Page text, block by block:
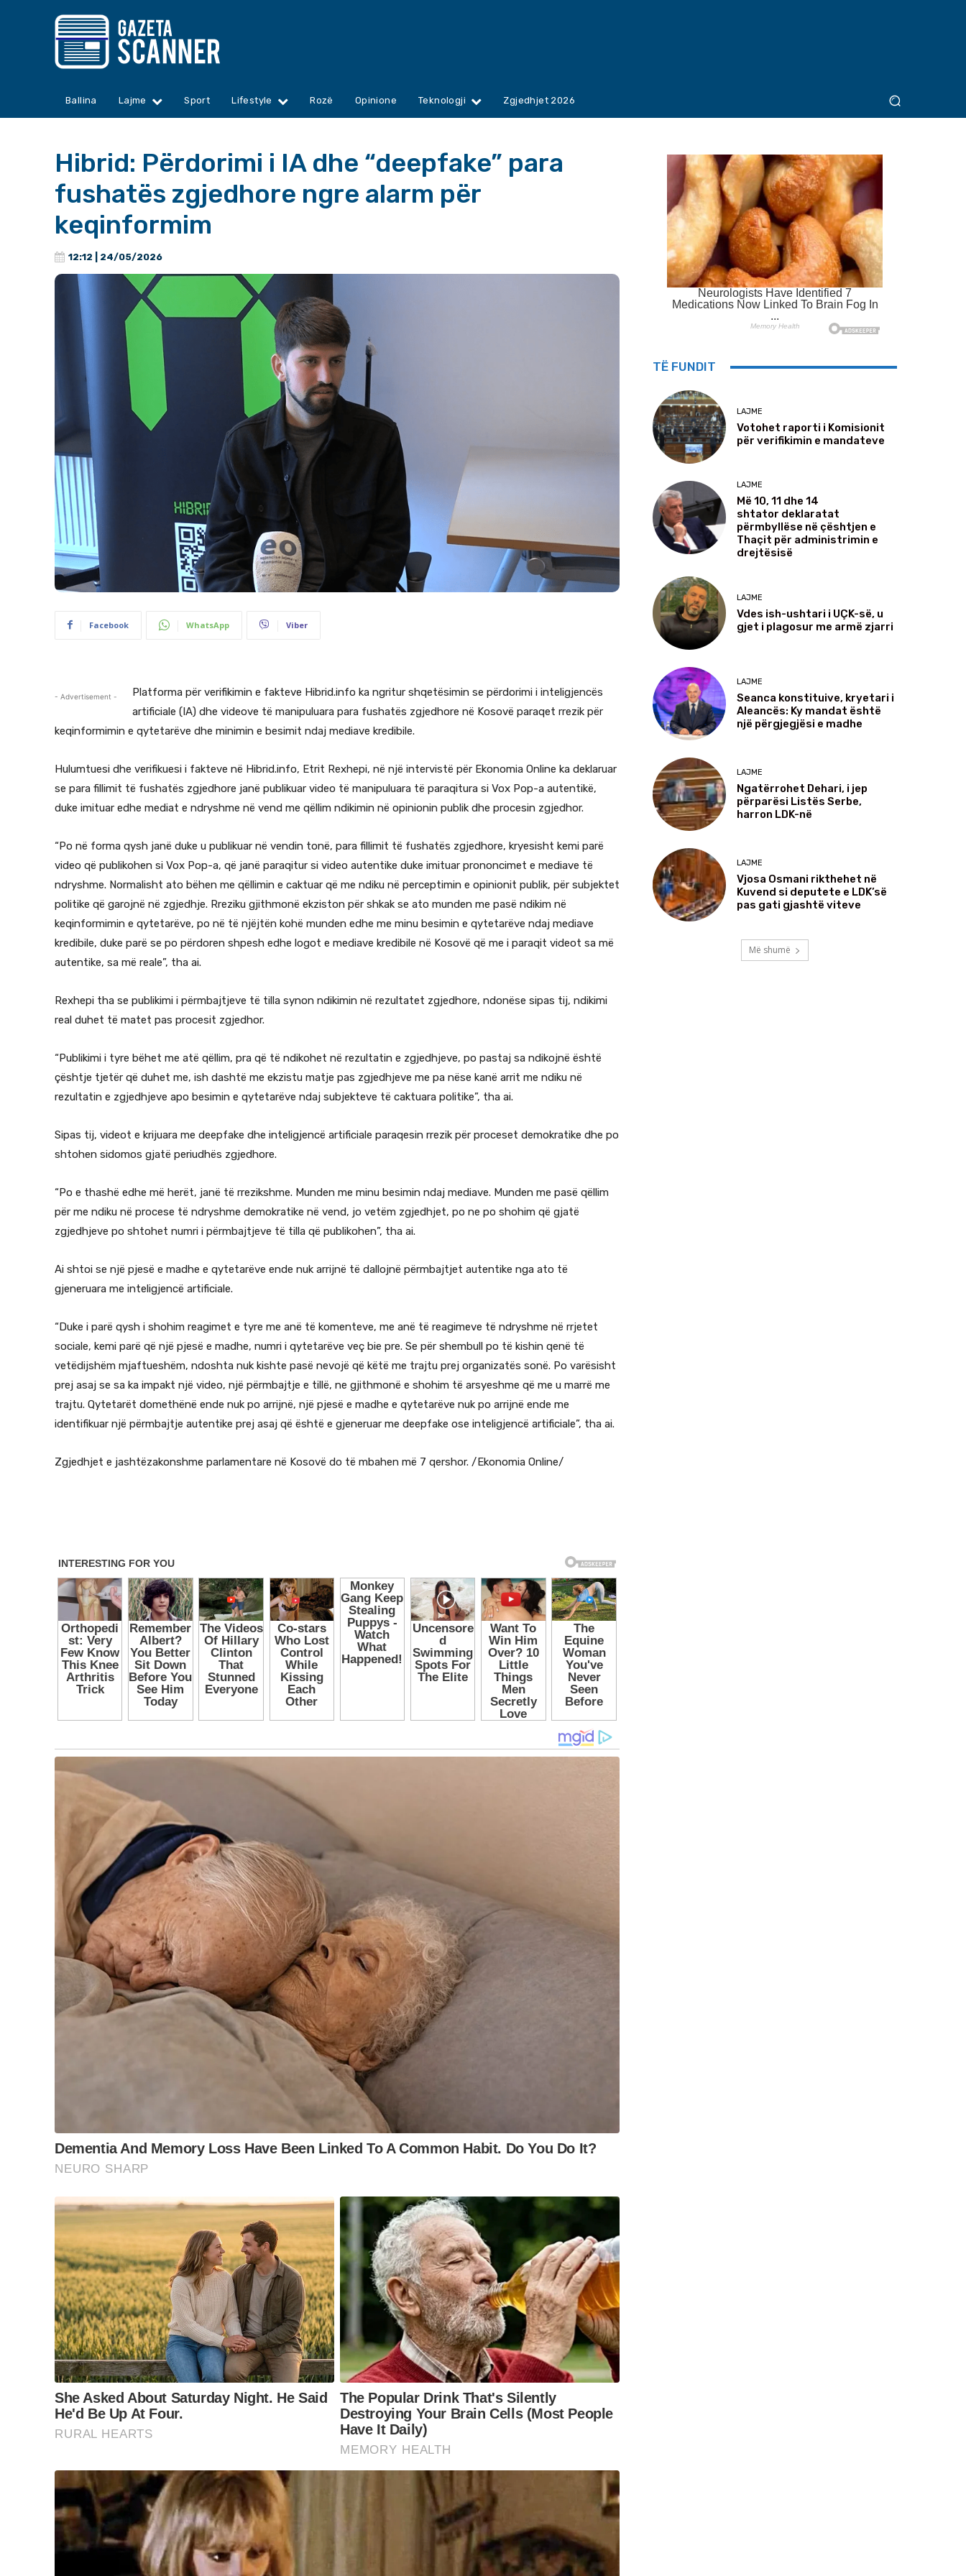
Ballina Lajme Sport Lifestyle Rozë Opinione Teknologji Zgjedhjet 2026
Hibrid: Përdorimi i IA dhe “deepfake” para
fushatës zgjedhore ngre alarm për
keqinformim
12:12 | 24/05/2026
Facebook WhatsApp Viber
- Advertisement -
Platforma për verifikimin e fakteve Hibrid.info ka ngritur shqetësimin se përdorimi i inteligjencës
artificiale (IA) dhe videove të manipuluara para fushatës zgjedhore në Kosovë paraqet rrezik për
keqinformimin e qytetarëve dhe minimin e besimit ndaj mediave kredibile.
Hulumtuesi dhe verifikuesi i fakteve në Hibrid.info, Etrit Rexhepi, në një intervistë për Ekonomia Online ka deklaruar
se para fillimit të fushatës zgjedhore janë publikuar video të manipuluara të paraqitura si Vox Pop-a autentikë,
duke imituar edhe mediat e ndryshme në vend me qëllim ndikimin në opinionin publik dhe procesin zgjedhor.
“Po në forma qysh janë duke u publikuar në vendin tonë, para fillimit të fushatës zgjedhore, kryesisht kemi parë
video që publikohen si Vox Pop-a, që janë paraqitur si video autentike duke imituar prononcimet e mediave të
ndryshme. Normalisht ato bëhen me qëllimin e caktuar që me ndiku në perceptimin e opinionit publik, për subjektet
politike që garojnë në zgjedhje. Rreziku gjithmonë ekziston për shkak se ato munden me pasë ndikim në
keqinformimin e qytetarëve, po në të njëjtën kohë munden edhe me minu besimin e qytetarëve ndaj mediave
kredibile, duke parë se po përdoren shpesh edhe logot e mediave kredibile në Kosovë që me i paraqit videot sa më
autentike, sa më reale”, tha ai.
Rexhepi tha se publikimi i përmbajtjeve të tilla synon ndikimin në rezultatet zgjedhore, ndonëse sipas tij, ndikimi
real duhet të matet pas procesit zgjedhor.
“Publikimi i tyre bëhet me atë qëllim, pra që të ndikohet në rezultatin e zgjedhjeve, po pastaj sa ndikojnë është
çështje tjetër që duhet me, ish dashtë me ekzistu matje pas zgjedhjeve me pa nëse kanë arrit me ndiku në
rezultatin e zgjedhjeve apo besimin e qytetarëve ndaj subjekteve të caktuara politike”, tha ai.
Sipas tij, videot e krijuara me deepfake dhe inteligjencë artificiale paraqesin rrezik për proceset demokratike dhe po
shtohen sidomos gjatë periudhës zgjedhore.
“Po e thashë edhe më herët, janë të rrezikshme. Munden me minu besimin ndaj mediave. Munden me pasë qëllim
për me ndiku në procese të ndryshme demokratike në vend, jo vetëm zgjedhjet, po ne po shohim që gjatë
zgjedhjeve po shtohet numri i përmbajtjeve të tilla që publikohen”, tha ai.
Ai shtoi se një pjesë e madhe e qytetarëve ende nuk arrijnë të dallojnë përmbajtjet autentike nga ato të
gjeneruara me inteligjencë artificiale.
“Duke i parë qysh i shohim reagimet e tyre me anë të komenteve, me anë të reagimeve të ndryshme në rrjetet
sociale, kemi parë që një pjesë e madhe, numri i qytetarëve veç bie pre. Se për shembull po të kishin qenë të
vetëdijshëm mjaftueshëm, ndoshta nuk kishte pasë nevojë që këtë me trajtu prej organizatës sonë. Po varësisht
prej asaj se sa ka impakt një video, një përmbajtje e tillë, ne gjithmonë e shohim të arsyeshme që me u marrë me
trajtu. Qytetarët domethënë ende nuk po arrijnë, një pjesë e madhe e qytetarëve nuk po arrijnë ende me
identifikuar një përmbajtje autentike prej asaj që është e gjeneruar me deepfake ose inteligjencë artificiale”, tha ai.
Zgjedhjet e jashtëzakonshme parlamentare në Kosovë do të mbahen më 7 qershor. /Ekonomia Online/
TË FUNDIT
LAJME
Votohet raporti i Komisionit
për verifikimin e mandateve
LAJME
Më 10, 11 dhe 14
shtator deklaratat
përmbyllëse në çështjen e
Thaçit për administrimin e
drejtësisë
LAJME
Vdes ish-ushtari i UÇK-së, u
gjet i plagosur me armë zjarri
LAJME
Seanca konstituive, kryetari i
Aleancës: Ky mandat është
një përgjegjësi e madhe
LAJME
Ngatërrohet Dehari, i jep
përparësi Listës Serbe,
harron LDK-në
LAJME
Vjosa Osmani rikthehet në
Kuvend si deputete e LDK’së
pas gati gjashtë viteve
Më shumë